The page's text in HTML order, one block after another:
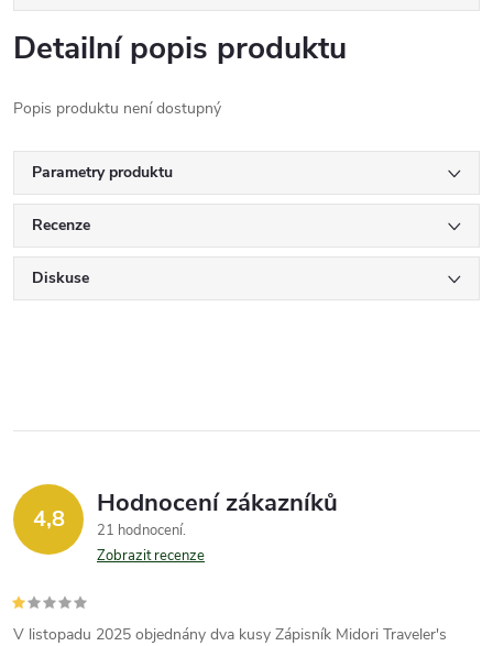
Detailní popis produktu
Popis produktu není dostupný
Parametry produktu
Recenze
Diskuse
4,8 Hodnocení zákazníků
21 hodnocení
Zobrazit recenze
V listopadu 2025 objednány dva kusy Zápisník Midori Traveler's